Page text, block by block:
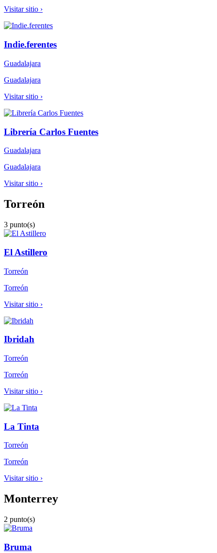
Visitar sitio ›
Indie.ferentes
Guadalajara
Guadalajara
Visitar sitio ›
Librería Carlos Fuentes
Guadalajara
Guadalajara
Visitar sitio ›
Torreón
3 punto(s)
El Astillero
Torreón
Torreón
Visitar sitio ›
Ibridah
Torreón
Torreón
Visitar sitio ›
La Tinta
Torreón
Torreón
Visitar sitio ›
Monterrey
2 punto(s)
Bruma